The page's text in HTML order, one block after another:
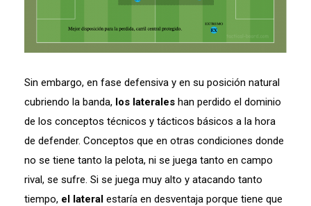
Sin embargo, en fase defensiva y en su posición natural
cubriendo la banda, los laterales han perdido el dominio
de los conceptos técnicos y tácticos básicos a la hora
de defender. Conceptos que en otras condiciones donde
no se tiene tanto la pelota, ni se juega tanto en campo
rival, se sufre. Si se juega muy alto y atacando tanto
tiempo, el lateral estaría en desventaja porque tiene que